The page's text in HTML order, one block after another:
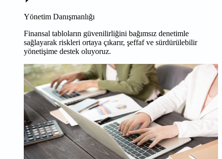
Yönetim Danışmanlığı
Finansal tabloların güvenilirliğini bağımsız denetimle
sağlayarak riskleri ortaya çıkarır, şeffaf ve sürdürülebilir
yönetişime destek oluyoruz.